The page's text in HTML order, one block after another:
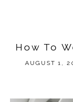
How To
AUGUST 1,